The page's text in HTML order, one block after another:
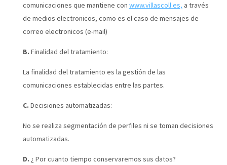
comunicaciones que mantiene con www.villascoll.es, a través
de medios electronicos, como es el caso de mensajes de
correo electronicos (e-mail)
B. Finalidad del tratamiento:
La finalidad del tratamiento es la gestión de las
comunicaciones establecidas entre las partes.
C. Decisiones automatizadas:
No se realiza segmentación de perfiles ni se toman decisiones
automatizadas.
D. ¿ Por cuanto tiempo conservaremos sus datos?